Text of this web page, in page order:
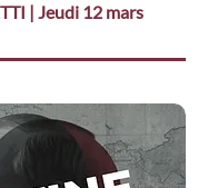
| Jeudi 12 mars